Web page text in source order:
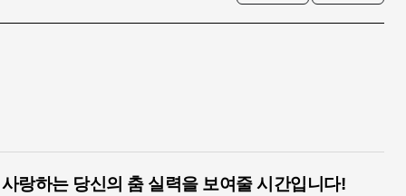
랑하는 당신의 춤 실력을 보여줄 시간입니다!